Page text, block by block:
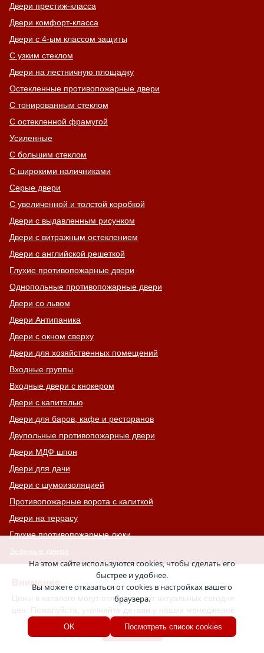
Внимание
Цены в каталоге могут отличаться от актуальных сегодня
цен. Пожалуйста, уточняйте детали у наших менеджеров.
Хорошо
Двери престиж-класса
Двери комфорт-класса
Двери с 4-ым классом защиты
С узким стеклом
Двери на лестничную площадку
Остекленные противопожарные двери
С тонированным стеклом
С остекленной фрамугой
Усиленные
С большим стеклом
С широкими наличниками
Серые двери
С увеличенной и толстой коробкой
Двери с выдавленным рисунком
Двери с витражным остеклением
Двери с английской решеткой
Глухие противопожарные двери
Однопольные противопожарные двери
Двери со львом
Двери Антипаника
Двери с окном сверху
Двери для хозяйственных помещений
Входные группы
Входные двери с кнокером
Двери с капителью
Двери для баров, кафе и ресторанов
Двупольные противопожарные двери
Двери МДФ шпон
Двери для дачи
Двери с шумоизоляцией
Противопожарные ворота с калиткой
Двери на террасу
Глухие противопожарные люки
Зеленые двери
Тамбурные двери
Утепленные входные двери
Подъездные двери
Технические двери с вентиляцией
Ставни для дачи
На этом сайте используются cookies, чтобы сделать его
быстрее и удобнее.
Вы можете отказаться от cookies в настройках вашего
браузера.
OK Посмотреть список cookies